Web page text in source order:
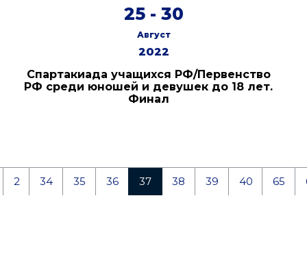
25 - 30
Август
2022
Спартакиада учащихся РФ/Первенство
РФ среди юношей и девушек до 18 лет.
Финал
2 34 35 36 37 38 39 40 65